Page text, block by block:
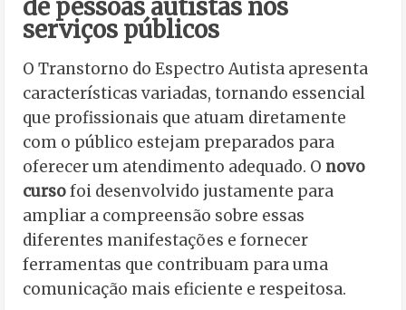
de pessoas autistas nos
serviços públicos
O Transtorno do Espectro Autista apresenta
características variadas, tornando essencial
que profissionais que atuam diretamente
com o público estejam preparados para
oferecer um atendimento adequado. O novo
cursofoi desenvolvido justamente para
ampliar a compreensão sobre essas
diferentes manifestações e fornecer
ferramentas que contribuam para uma
comunicação mais eficiente e respeitosa.